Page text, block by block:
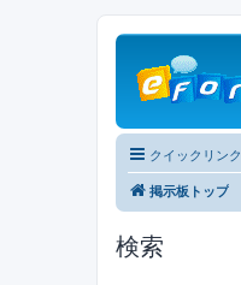
クイックリンク
掲示板トップ
検索